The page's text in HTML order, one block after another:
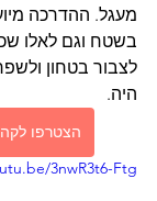
מעגל. ההדרכה
בשטח וגם לאלו
לצבור בטחון
היה.
הצטרפו
3nwR3t6-Ftg